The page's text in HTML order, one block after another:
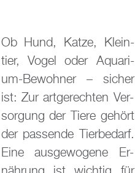
Ob Hund, Katze, Klein­
tier, Vogel oder Aqua­ri­
um-Be­woh­ner – si­cher
ist: Zur art­ge­rech­ten Ver­
sor­gung der Tiere ge­hört
der pas­sen­de Tier­be­darf.
Eine aus­ge­wo­ge­ne Er­
re­nom­mier­ten Mar­ken,
hoch­wer­ti­ges Kat­zen­fut­
ter zu fai­ren Prei­sen,
aus­ge­wo­ge­nes und art­
ge­rech­tes Fut­ter für Fi­
sche sowie das je­wei­li­ge
Zu­be­hör wie Hun­de­bett,